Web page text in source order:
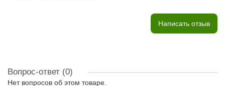
Написать отзыв
Вопрос-ответ (0)
Нет вопросов об этом товаре.